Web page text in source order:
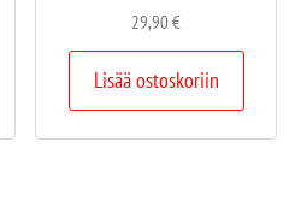
29,90€
Lisää ostoskoriin